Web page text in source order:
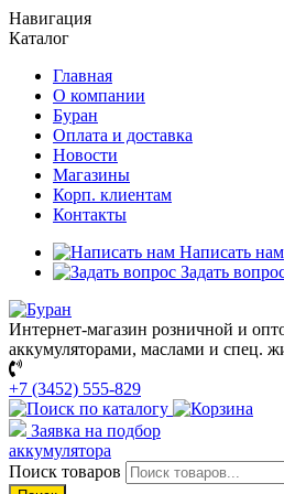
Навигация
Каталог
Главная
О компании
Буран
Оплата и доставка
Новости
Магазины
Корп. клиентам
Контакты
Написать нам
Задать
Интернет-магазин розничной и
аккумуляторами, маслами и спец.
+7 (3452) 555-829
Заявка на подбор
аккумулятора
Поиск товаров